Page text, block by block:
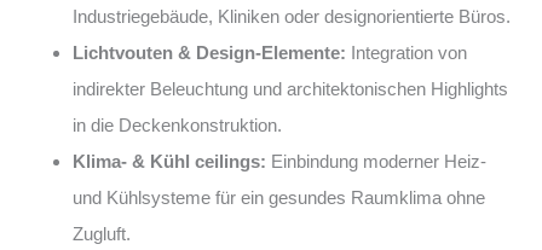
Industriegebäude, Kliniken oder designorientierte Büros.
Lichtvouten & Design-Elemente: Integration von
indirekter Beleuchtung und architektonischen Highlights
in die Deckenkonstruktion.
Klima- & Kühl ceilings: Einbindung moderner Heiz-
und Kühlsysteme für ein gesundes Raumklima ohne
Zugluft.